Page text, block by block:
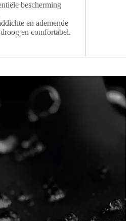
bescherming
en ademende
en comfortabel.